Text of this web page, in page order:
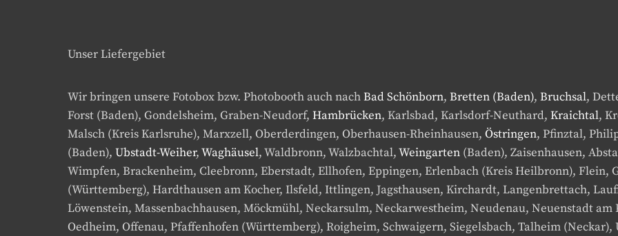
Unser Liefergebiet
Wir bringen unsere Fotobox bzw. Photobooth auch nachBad Schönborn, Bretten (Baden), Bruchsal,
Forst (Baden), Gondelsheim, Graben-Neudorf, Hambrücken, Karlsbad, Karlsdorf-Neuthard, Kraichtal,
Malsch (Kreis Karlsruhe), Marxzell, Oberderdingen, Oberhausen-Rheinhausen, Östringen, Pfinztal,
(Baden), Ubstadt-Weiher,Waghäusel, Waldbronn, Walzbachtal,Weingarten (Baden), Zaisenhausen,
Wimpfen, Brackenheim, Cleebronn, Eberstadt, Ellhofen, Eppingen, Erlenbach (Kreis Heilbronn), Flein,
(Württemberg), Hardthausen am Kocher, Ilsfeld, Ittlingen, Jagsthausen, Kirchardt, Langenbrettach,
Löwenstein, Massenbachhausen, Möckmühl, Neckarsulm, Neckarwestheim, Neudenau, Neuenstadt
Oedheim, Offenau, Pfaffenhofen (Württemberg), Roigheim, Schwaigern, Siegelsbach, Talheim